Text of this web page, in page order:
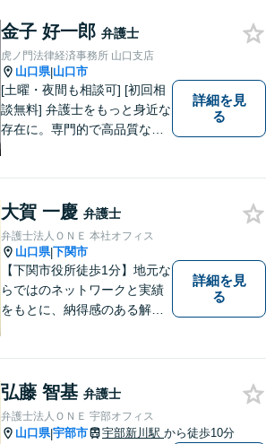
トナー」として、お客さまに
寄り添いますので、お気軽に
ご相談ください。
金子 好一郎 弁護士
虎ノ門法律経済事務所 山口支店
山口県|山口市
[土曜・夜間も相談可] [初回相
談無料] 弁護士をもっと身近な
存在に。専門的で高品質なリ
詳細を見
る
大賀 一慶 弁護士
弁護士法人ＯＮＥ 本社オフィス
山口県|下関市
【下関市役所徒歩1分】地元な
らではのネットワークと実績
をもとに、納得感のある解決
詳細を見
る
弘藤 智基 弁護士
弁護士法人ＯＮＥ 宇部オフィス
山口県|宇部市 宇部新川駅 から徒歩10分